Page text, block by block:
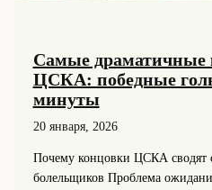
Самые драматичные
ЦСКА: победные
минуты
20 января, 2026
Почему концовки ЦСКА сводят
болельщиков Проблема